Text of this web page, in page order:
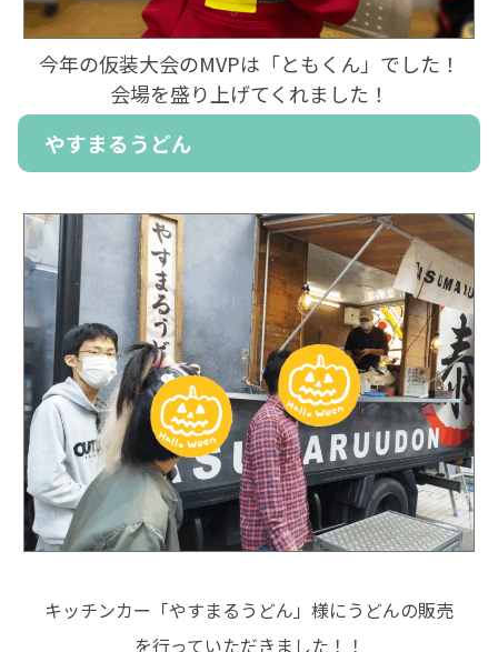
今年の仮装大会のMVPは「ともくん」でした！
会場を盛り上げてくれました！
やすまるうどん
キッチンカー「やすまるうどん」様にうどんの販売
を行っていただきました！！